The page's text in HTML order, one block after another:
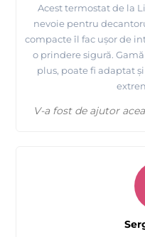
Acest termostat de la
nevoie pentru
compacte îl fac ușor de
o prindere sigură.
plus, poate fi adaptat
V-a fost de ajutor